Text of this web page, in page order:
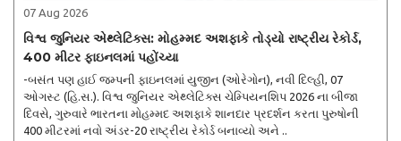
07 Aug 2026
વિશ્વ જુનિયર એથ્લેટિક્સ: મોહમ્મદ અશફાકે તોડ્યો રાષ્ટ્રીય રેકોર્ડ,
400 મીટર ફાઇનલમાં પહોંચ્યા
-બસંત પણ હાઈ જમ્પની ફાઇનલમાં યુજીન (ઓરેગોન), નવી દિલ્હી, 07
ઓગસ્ટ (હિ.સ.). વિશ્વ જુનિયર એથ્લેટિક્સ ચેમ્પિયનશિપ 2026 ના બીજા
દિવસે, ગુરુવારે ભારતના મોહમ્મદ અશફાકે શાનદાર પ્રદર્શન કરતા પુરુષોની
400 મીટરમાં નવો અંડર-20 રાષ્ટ્રીય રેકોર્ડ બનાવ્યો અને ..